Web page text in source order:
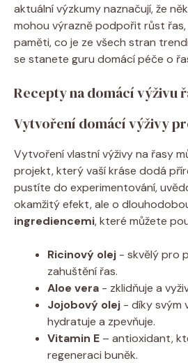
aktuální výzkumy ⁤naznačují, ​že
mohou výrazně podpořit růst
paměti, ⁤co ⁣je ‌ze všech​ stran
se stanete guru domácí‌ péče o
Recepty na ⁤domácí výživu
Vytvoření ⁣domácí výživy
Vytvoření⁤ vlastní výživy na‌ řasy‍
projekt, který vaší kráse dodá
pustíte‌ do experimentování,
okamžitý efekt,​ ale⁢ o
ingrediencemi, které ‌můžete
Ricinový olej -⁣ skvělý pro
zahuštění řas.
Aloe vera ⁤- zklidňuje a
Jojobový olej -⁢ díky svým
hydratuje a zpevňuje.
Vitamin ​E – antioxidant,
regeneraci buněk.